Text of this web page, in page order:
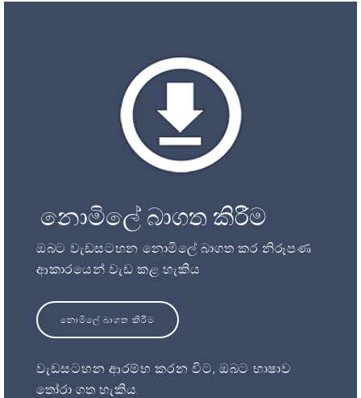
නොමිලේ බාගත කිරීම
ඔබට වැඩසටහන නොමිලේ බාගත කර නිරූපණ
ආකාරයෙන් වැඩ කළ හැකිය
නොමිලේ බාගත කිරීම
වැඩසටහන ආරම්භ කරන විට, ඔබට භාෂාව
තෝරා ගත හැකිය.